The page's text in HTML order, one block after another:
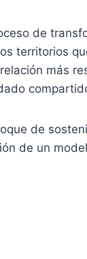
de
territorios
más
de
de un